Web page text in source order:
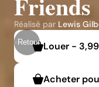
Retour
Réalisé par Lewis
Louer -
Acheter